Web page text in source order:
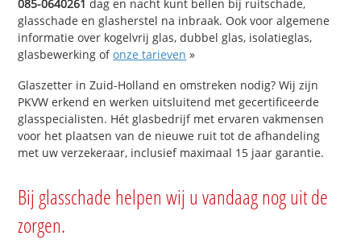
085-0640261 dag en nacht kunt bellen bij ruitschade,
glasschade en glasherstel na inbraak. Ook voor algemene
informatie over kogelvrij glas, dubbel glas, isolatieglas,
glasbewerking ofonze tarieven »
Glaszetter in Zuid-Holland en omstreken nodig? Wij zijn
PKVW erkend en werken uitsluitend met gecertificeerde
glasspecialisten. Hét glasbedrijf met ervaren vakmensen
voor het plaatsen van de nieuwe ruit tot de afhandeling
met uw verzekeraar, inclusief maximaal 15 jaar garantie.
Bij glasschade helpen wij u vandaag nog uit de
zorgen.